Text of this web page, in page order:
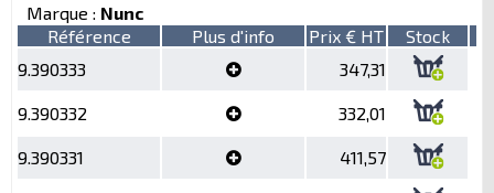
Marque : Nunc
Référence
Plus d'info Prix € HT
Stock
9.390333
347,31
9.390332 332,01
9.390331 411,57